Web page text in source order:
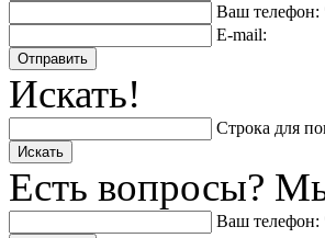
Ваш телефон:
E-mail:
Отправить
Искать!
Строка для
Искать
Есть вопросы?
Ваш телефон: